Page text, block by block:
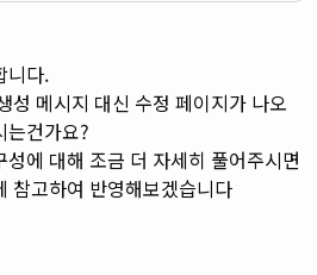
니다.
성 메시지 대신 수정 페이지가 나오
는건가요?
성에 대해 조금 더 자세히 풀어주시면
참고하여 반영해보겠습니다